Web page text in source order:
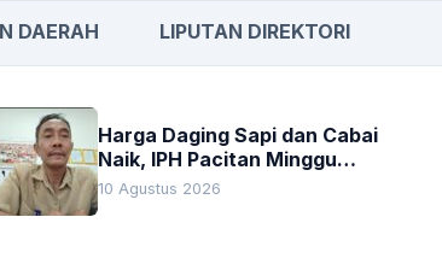
DAERAH LIPUTAN DIREKTORI
Harga Daging Sapi dan Cabai
Naik, IPH Pacitan Minggu
Pertama Agustus Capai 1,66
10 Agustus 2026